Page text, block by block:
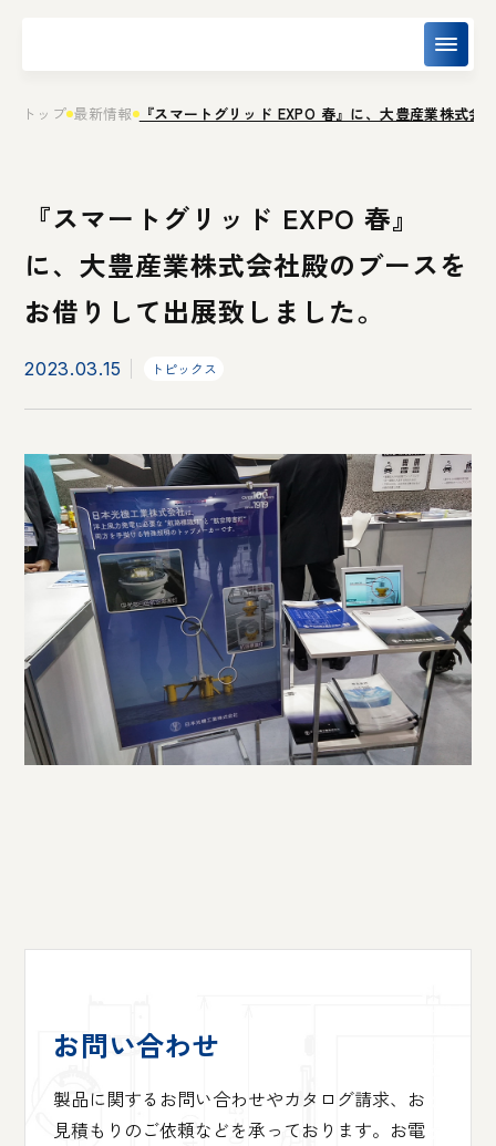
トップ 最新情報 『スマートグリッド EXPO 春』に、大豊産業株式会
『スマートグリッド EXPO 春』
に、大豊産業株式会社殿のブースを
お借りして出展致しました。
2023.03.15 トピックス
お問い合わせ
製品に関するお問い合わせやカタログ請求、お
見積もりのご依頼などを承っております。お電